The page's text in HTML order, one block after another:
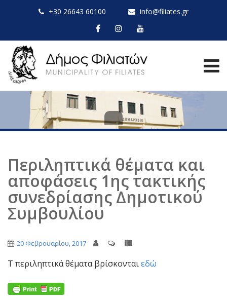
+30 26643 60100 info@filiates.gr
Περιληπτικά θέματα και
αποφάσεις 1ης τακτικής
συνεδρίασης Δημοτικού
Συμβουλίου
20 Φεβρουαρίου, 2017
Τ περιληπτικά θέματα βρίσκονταιεδώ